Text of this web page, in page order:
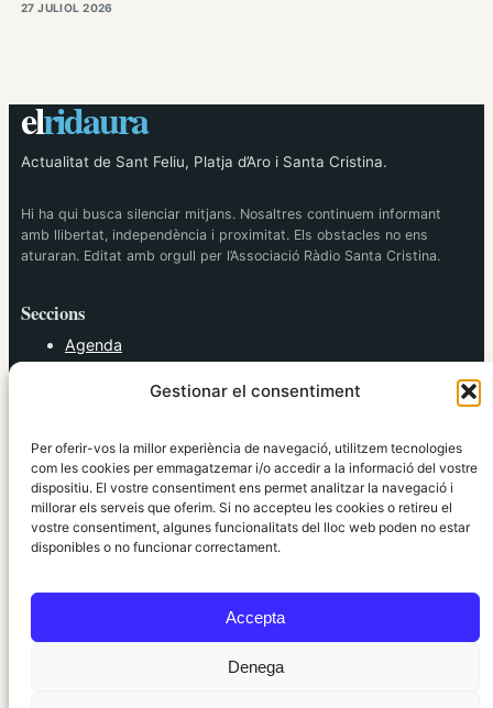
Gestionar el consentiment
Per oferir-vos la millor experiència de navegació, utilitzem tecnologies
com les cookies per emmagatzemar i/o accedir a la informació del vostre
dispositiu. El vostre consentiment ens permet analitzar la navegació i
millorar els serveis que oferim. Si no accepteu les cookies o retireu el
vostre consentiment, algunes funcionalitats del lloc web poden no estar
disponibles o no funcionar correctament.
Accepta
Denega
27 JULIOL 2026
elridaura
Actualitat de Sant Feliu, Platja d’Aro i Santa Cristina.
Hi ha qui busca silenciar mitjans. Nosaltres continuem informant
amb llibertat, independència i proximitat. Els obstacles no ens
aturaran. Editat amb orgull per l’Associació Ràdio Santa Cristina.
Seccions
Agenda
Política
Societat
Tendències
elRidaura.com